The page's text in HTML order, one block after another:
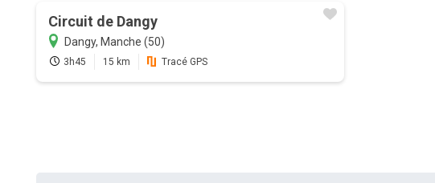
Circuit de Dangy
Dangy, Manche (50)
3h45 15 km Tracé GPS